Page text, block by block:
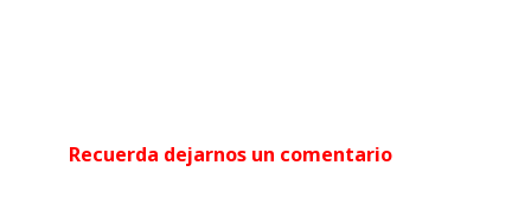
Recuerda dejarnos un comentario